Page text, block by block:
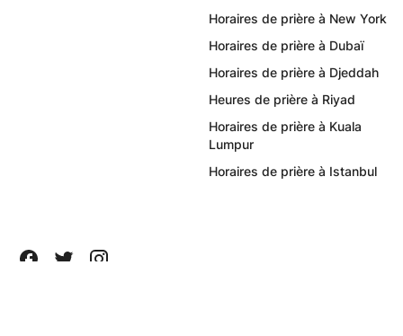
Horaires de prière à New York
Horaires de prière à Dubaï
Horaires de prière à Djeddah
Heures de prière à Riyad
Horaires de prière à Kuala
Lumpur
Horaires de prière à Istanbul